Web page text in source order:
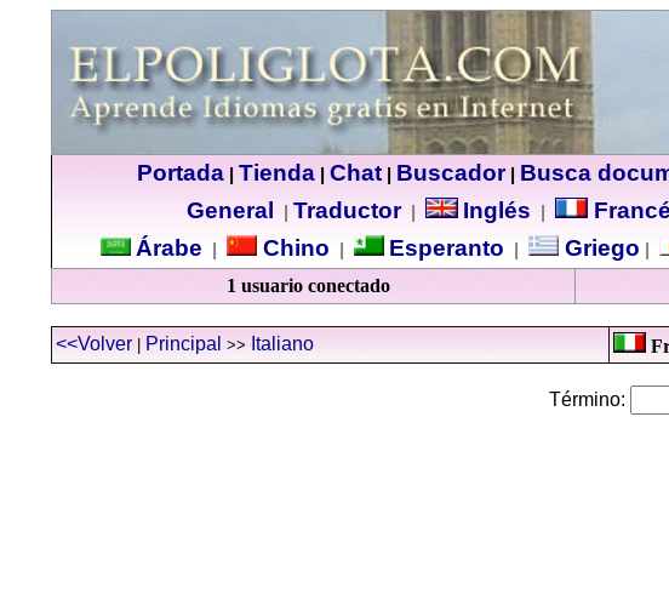
Portada| Tienda| Chat| Buscador| Busca
General
Traductor| Inglés
Árabe
Chino Esperanto Griego
1 usuario conectado
<<Volver Principal >> Italiano
Término: